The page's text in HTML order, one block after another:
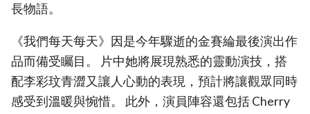
長物語。
《我們每天每天》因是今年驟逝的金賽綸最後演出作
品而備受矚目。 片中她將展現熟悉的靈動演技，搭
配李彩玟青澀又讓人心動的表現，預計將讓觀眾同時
感受到溫暖與惋惜。 此外，演員陣容還包括 Cherry